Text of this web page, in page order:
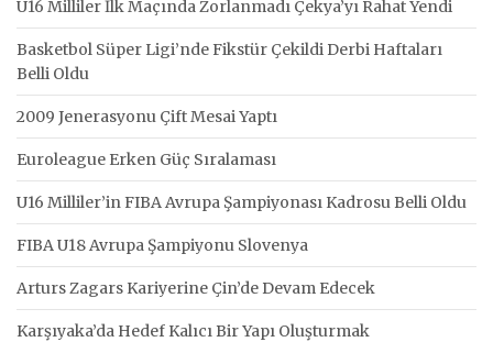
U16 Milliler İlk Maçında Zorlanmadı Çekya’yı Rahat Yendi
Basketbol Süper Ligi’nde Fikstür Çekildi Derbi Haftaları
Belli Oldu
2009 Jenerasyonu Çift Mesai Yaptı
Euroleague Erken Güç Sıralaması
U16 Milliler’in FIBA Avrupa Şampiyonası Kadrosu Belli Oldu
FIBA U18 Avrupa Şampiyonu Slovenya
Arturs Zagars Kariyerine Çin’de Devam Edecek
Karşıyaka’da Hedef Kalıcı Bir Yapı Oluşturmak